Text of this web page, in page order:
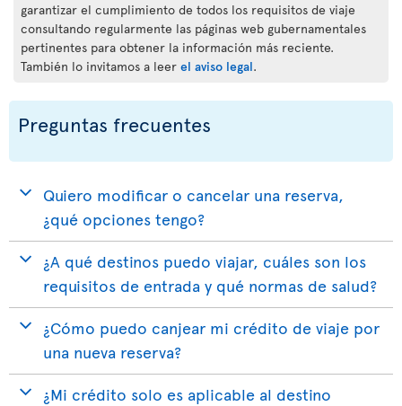
garantizar el cumplimiento de todos los requisitos de viaje
consultando regularmente las páginas web gubernamentales
pertinentes para obtener la información más reciente.
También lo invitamos a leer el aviso legal.
Preguntas frecuentes
Quiero modificar o cancelar una reserva,
¿qué opciones tengo?
¿A qué destinos puedo viajar, cuáles son los
requisitos de entrada y qué normas de salud?
¿Cómo puedo canjear mi crédito de viaje por
una nueva reserva?
¿Mi crédito solo es aplicable al destino